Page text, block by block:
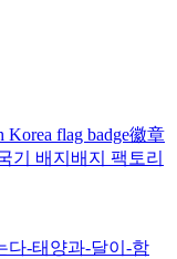
Korea flag badge徽章
기 배지 배지 팩토리
다-태양과-달이-함